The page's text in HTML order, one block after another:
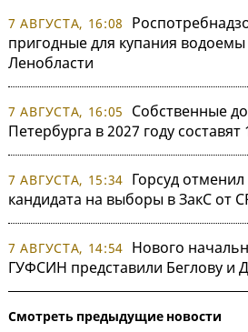
7 АВГУСТА, 16:08
пригодные для купания водоемы
Ленобласти
7 АВГУСТА, 16:05
Собственные
Петербурга в 2027 году
7 АВГУСТА, 15:34 Горсуд
кандидата на выборы в ЗакС от
7 АВГУСТА, 14:54 Нового
ГУФСИН представили Беглову и
Смотреть